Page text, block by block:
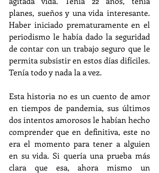
planes, sueños y una vida interesante.
Haber iniciado prematuramente en el
periodismo le había dado la seguridad
de contar con un trabajo seguro que le
permita subsistir en estos días difíciles.
Tenía todo y nada la a vez.
Esta historia no es un cuento de amor
en tiempos de pandemia, sus últimos
dos intentos amorosos le habían hecho
comprender que en definitiva, este no
era el momento para tener a alguien
en su vida. Si quería una prueba más
clara que esa, ahora mismo un